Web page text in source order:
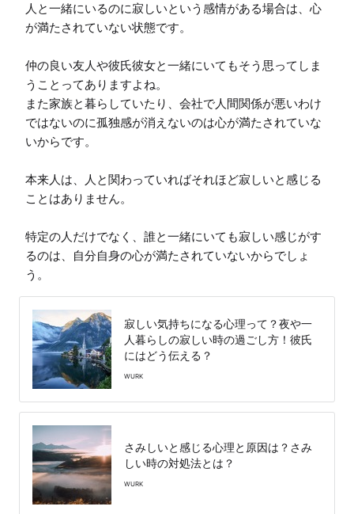
人と一緒にいるのに寂しいという感情がある場合は、心
が満たされていない状態です。
仲の良い友人や彼氏彼女と一緒にいてもそう思ってしま
うことってありますよね。
また家族と暮らしていたり、会社で人間関係が悪いわけ
ではないのに孤独感が消えないのは心が満たされていな
いからです。
本来人は、人と関わっていればそれほど寂しいと感じる
ことはありません。
特定の人だけでなく、誰と一緒にいても寂しい感じがす
るのは、自分自身の心が満たされていないからでしょ
う。
寂しい気持ちになる心理って？夜や一
人暮らしの寂しい時の過ごし方！彼氏
にはどう伝える？
WURK
さみしいと感じる心理と原因は？さみ
しい時の対処法とは？
WURK